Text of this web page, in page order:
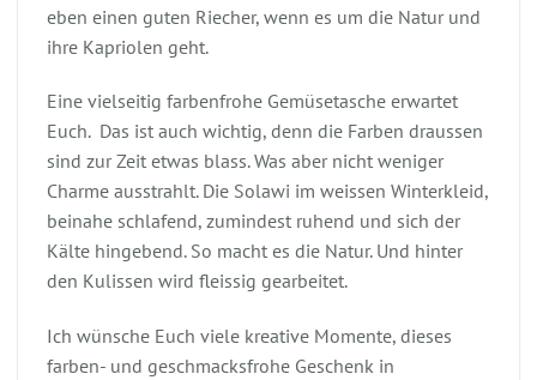
eben einen guten Riecher, wenn es um die Natur und
ihre Kapriolen geht.
Eine vielseitig farbenfrohe Gemüsetasche erwartet
Euch. Das ist auch wichtig, denn die Farben draussen
sind zur Zeit etwas blass. Was aber nicht weniger
Charme ausstrahlt. Die Solawi im weissen Winterkleid,
beinahe schlafend, zumindest ruhend und sich der
Kälte hingebend. So macht es die Natur. Und hinter
den Kulissen wird fleissig gearbeitet.
Ich wünsche Euch viele kreative Momente, dieses
farben- und geschmacksfrohe Geschenk in